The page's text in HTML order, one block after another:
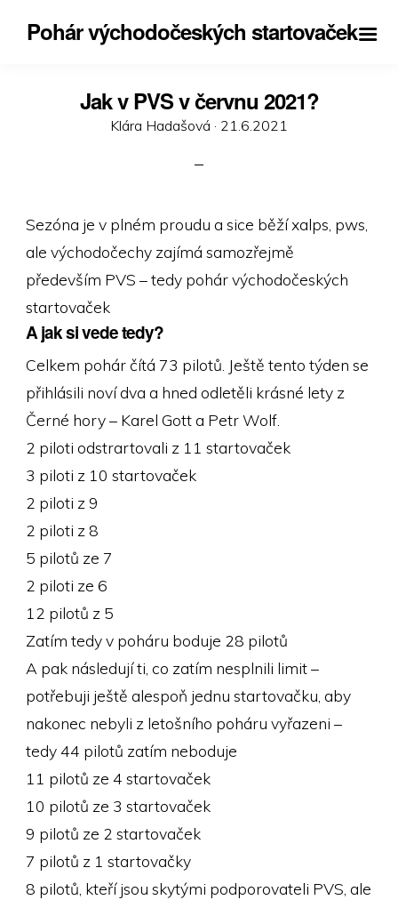
Pohár východočeských startovaček
Jak v PVS v červnu 2021?
Klára Hadašová · Posted
21.6.2021
Sezóna je v plném proudu a sice běží xalps, pws,
ale východočechy zajímá samozřejmě
především PVS – tedy pohár východočeských
startovaček
A jak si vede tedy?
Celkem pohár čítá 73 pilotů. Ještě tento týden se
přihlásili noví dva a hned odletěli krásné lety z
Černé hory – Karel Gott a Petr Wolf.
2 piloti odstrartovali z 11 startovaček
3 piloti z 10 startovaček
2 piloti z 9
2 piloti z 8
5 pilotů ze 7
2 piloti ze 6
12 pilotů z 5
Zatím tedy v poháru boduje 28 pilotů
A pak následují ti, co zatím nesplnili limit –
potřebuji ještě alespoň jednu startovačku, aby
nakonec nebyli z letošního poháru vyřazeni –
tedy 44 pilotů zatím neboduje
11 pilotů ze 4 startovaček
10 pilotů ze 3 startovaček
9 pilotů ze 2 startovaček
7 pilotů z 1 startovačky
8 pilotů, kteří jsou skytými podporovateli PVS, ale